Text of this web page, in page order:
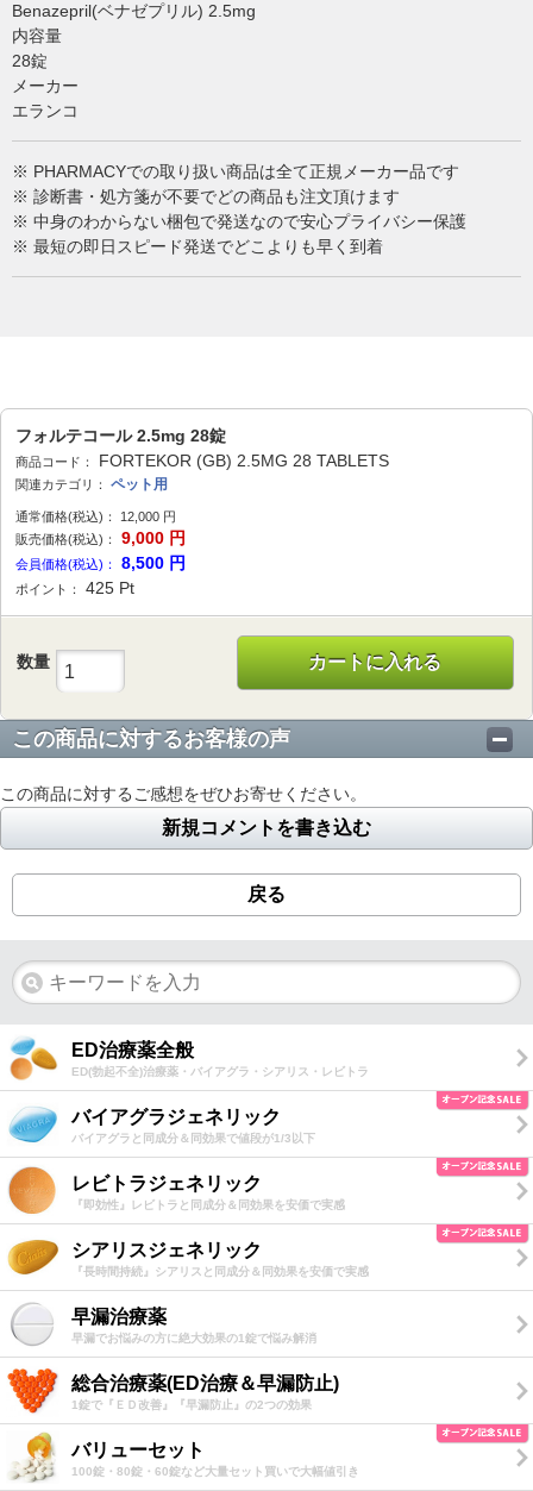
Benazepril(ベナゼプリル) 2.5mg
内容量
28錠
メーカー
エランコ
※ PHARMACYでの取り扱い商品は全て正規メーカー品です
※ 診断書・処方箋が不要でどの商品も注文頂けます
※ 中身のわからない梱包で発送なので安心プライバシー保護
※ 最短の即日スピード発送でどこよりも早く到着
フォルテコール 2.5mg 28錠
商品コード： FORTEKOR (GB) 2.5MG 28 TABLETS
関連カテゴリ： ペット用
通常価格(税込)： 12,000 円
販売価格(税込)：
9,000 円
会員価格(税込)： 8,500 円
ポイント： 425 Pt
数量 カートに入れる
この商品に対するお客様の声
この商品に対するご感想をぜひお寄せください。
新規コメントを書き込む
戻る
ED治療薬全般
ED(勃起不全)治療薬・バイアグラ・シアリス・レビトラ
バイアグラジェネリック
バイアグラと同成分＆同効果で値段が1/3以下
レビトラジェネリック
『即効性』レビトラと同成分＆同効果を安価で実感
シアリスジェネリック
『長時間持続』シアリスと同成分＆同効果を安価で実感
早漏治療薬
早漏でお悩みの方に絶大効果の1錠で悩み解消
総合治療薬(ED治療＆早漏防止)
1錠で『ＥＤ改善』『早漏防止』の2つの効果
バリューセット
100錠・80錠・60錠など大量セット買いで大幅値引き